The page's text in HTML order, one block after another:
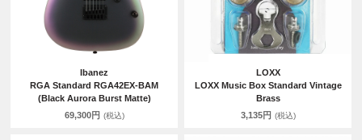
Ibanez
RGA Standard RGA42EX-BAM
(Black Aurora Burst Matte)
69,300円 (税込)
LOXX
LOXX Music Box Standard Vintage
Brass
3,135円 (税込)